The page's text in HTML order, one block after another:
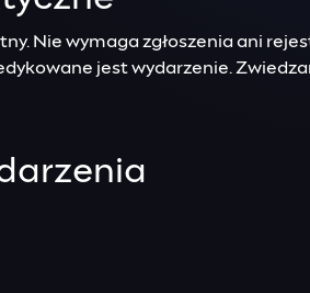
Nie wymaga zgłoszenia ani
jest wydarzenie.